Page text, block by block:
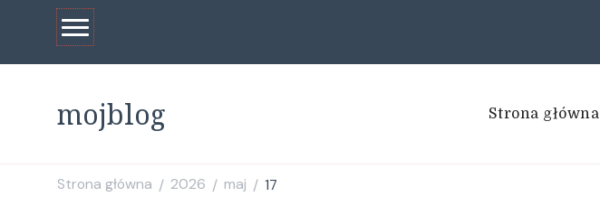
mojblog Strona główna
Strona główna / 2026 / maj / 17